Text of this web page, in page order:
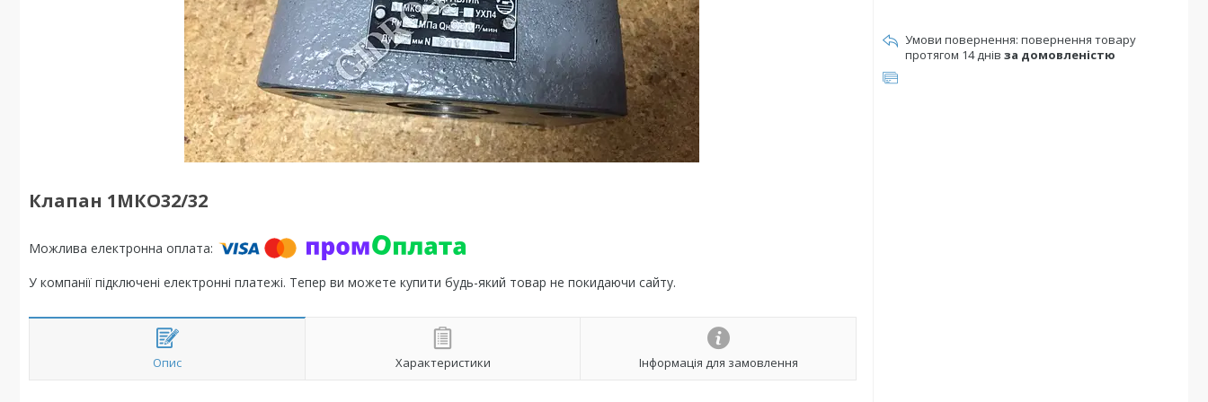
Клапан 1МКО32/32
У компанії підключені електронні платежі. Тепер ви можете купити будь-який товар не покидаючи сайту.
Опис Характеристики Інформація для замовлення
повернення товару
протягом 14 днів за домовленістю